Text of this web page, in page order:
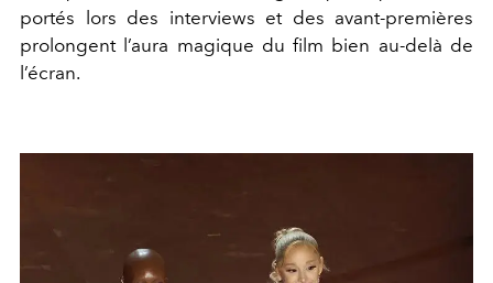
portés lors des interviews et des avant-premières
prolongent l’aura magique du film bien au-delà de
l’écran.